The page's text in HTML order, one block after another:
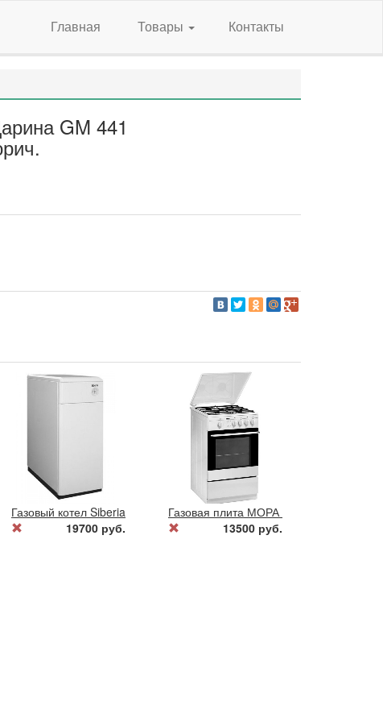
Главная Товары Контакты
GM 441
Газовый котел Siberia 17 К
19700 руб.
Газовая плита МОРА 51123 серая.
13500 руб.